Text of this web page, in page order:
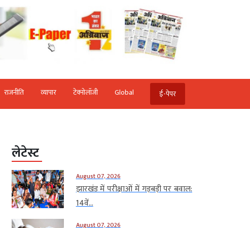
राजनीति व्‍यापार टेक्‍नोलॉजी Global ई-पेपर
लेटेस्ट
August 07, 2026
झारखंड में परीक्षाओं में गड़बड़ी पर बवाल:
14वें...
August 07, 2026